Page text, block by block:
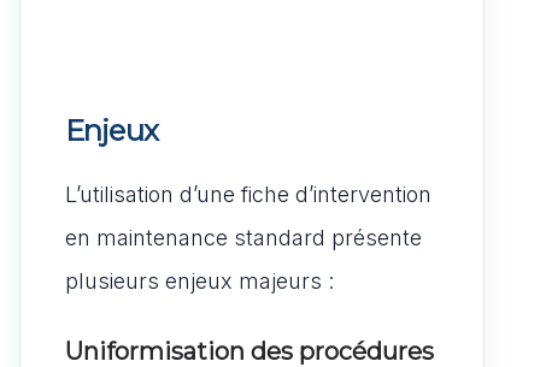
Enjeux
L’utilisation d’une fiche d’intervention
en maintenance standard présente
plusieurs enjeux majeurs :
Uniformisation des procédures